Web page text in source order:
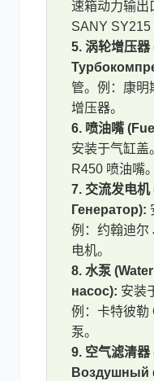
速箱动力输出
SANY SY215
5. 涡轮增压
管。例：康明
增压器。
6. 喷油嘴
安装于气缸盖
R450 喷油嘴。
7. 交流发电
Генератор):
例：约翰迪尔
电机。
8. 水泵
насос): 安装
例：卡特彼勒
泵。
9. 空气滤清
Воздушный